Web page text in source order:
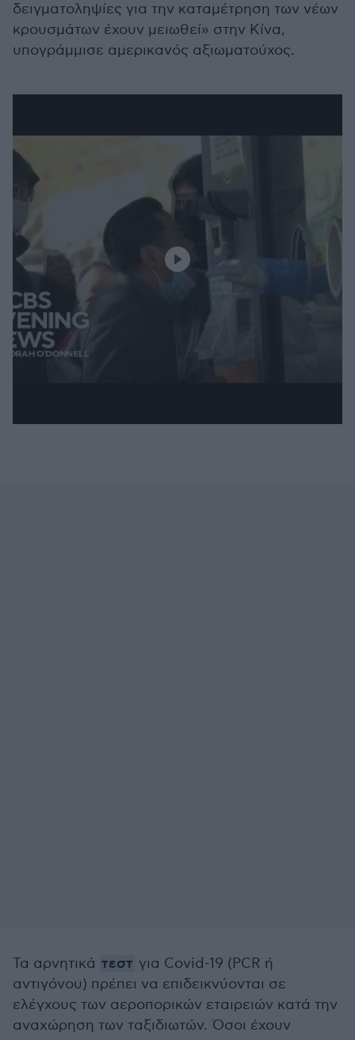
δειγματοληψίες για την καταμέτρηση των νέων
κρουσμάτων έχουν μειωθεί» στην Κίνα,
υπογράμμισε αμερικανός αξιωματούχος.
Τα αρνητικά τεστ για Covid-19 (PCR ή
αντιγόνου) πρέπει να επιδεικνύονται σε
ελέγχους των αεροπορικών εταιρειών κατά την
αναχώρηση των ταξιδιωτών. Όσοι έχουν